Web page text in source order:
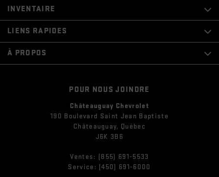
POUR NOUS JOINDRE
Châteauguay Chevrolet
190 Boulevard Saint Jean Baptiste
Châteauguay, Québec
J6K 3B6
Ventes: (855) 691-5533
Service: (450) 691-6000
INVENTAIRE
LIENS RAPIDES
À PROPOS